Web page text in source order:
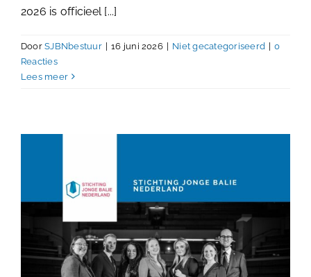
2026 is officieel [...]
DoorSJBNbestuur 16 juni 2026 Niet gecategoriseerd
0
Reacties
Lees meer